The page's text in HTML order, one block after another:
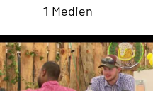
1 Medien